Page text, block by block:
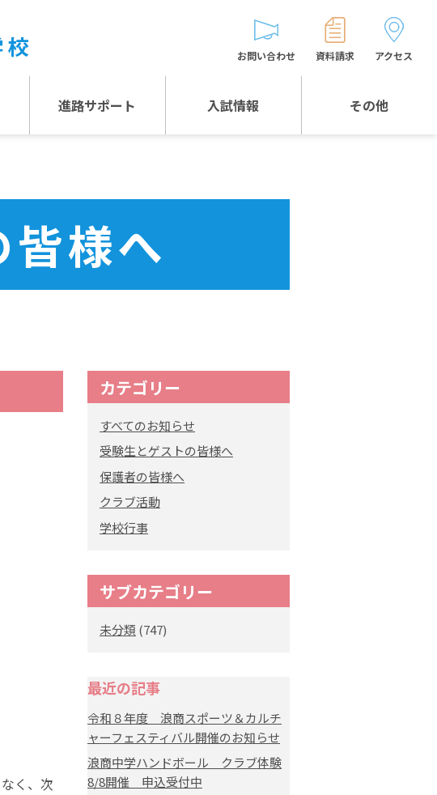
進路サポート 入試情報 その他
お問い合わせ 資料請求 アクセス
様へ
く、次
カテゴリー
すべてのお知らせ
受験生とゲストの皆様へ
保護者の皆様へ
クラブ活動
学校行事
サブカテゴリー
未分類 (747)
最近の記事
令和８年度 浪商スポーツ＆カルチ
ャーフェスティバル開催のお知らせ
浪商中学ハンドボール クラブ体験
8/8開催 申込受付中